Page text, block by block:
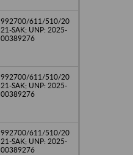
992700/611/510/20
21-SAK; UNP: 2025-
00389276
992700/611/510/20
21-SAK; UNP: 2025-
00389276
992700/611/510/20
21-SAK; UNP: 2025-
00389276